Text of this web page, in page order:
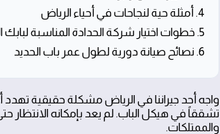
4. أمثلة حية لنجاحات في أحياء الرياض
5. خطوات اختيار شركة الحدادة المناسبة لبابك الحديدي
6. نصائح صيانة دورية لطول عمر باب الحديد
واجه أحد جيراننا في الرياض مشكلة حقيقية
تشققاً في هيكل الباب. لم يعد بإمكانه
والممتلكات.